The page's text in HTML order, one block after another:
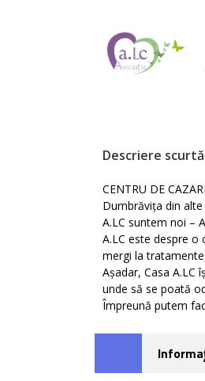
Descriere scurtă
CENTRU DE
Dumbrăvița din
A.LC suntem noi –
A.LC este despre o
mergi la
Așadar, Casa A.LC
unde să se poată
Împreună putem